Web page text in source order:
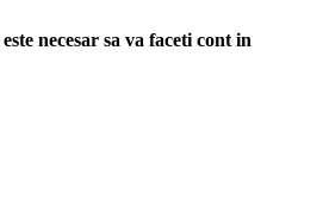
este necesar sa va faceti cont in